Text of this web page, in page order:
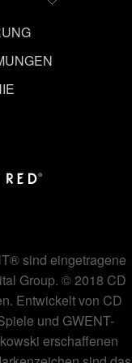
sind eingetragene
Group. © 2018 CD
Entwickelt von CD
und GWENT-
erschaffenen